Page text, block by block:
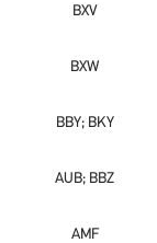
BXV
BXW
BBY; BKY
AUB; BBZ
AMF